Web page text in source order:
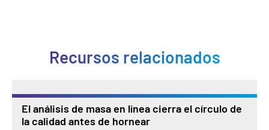
Recursos relacionados
El análisis de masa en línea cierra el círculo de
la calidad antes de hornear